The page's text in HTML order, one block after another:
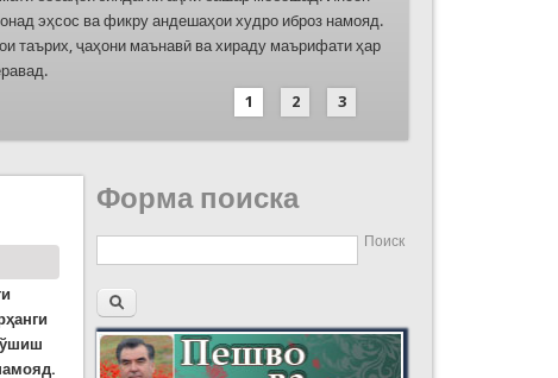
ҷумла номинатсияи “Роҳи абрешим: гузаргоҳи
ки аз ҷониби ҷумҳуриҳои Қазоқистон, Қирғизистон,
хоҳад шуд
1
2 3
Форма поиска
Поиск